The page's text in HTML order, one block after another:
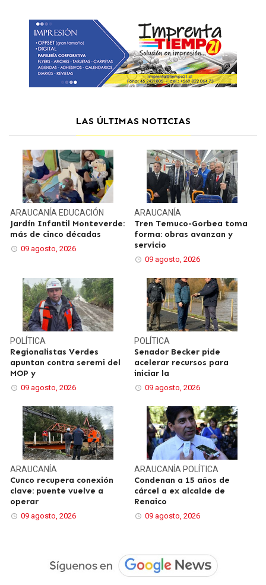
LAS ÚLTIMAS NOTICIAS
ARAUCANÍA EDUCACIÓN
Jardín Infantil Monteverde:
más de cinco décadas
09 agosto, 2026
ARAUCANÍA
Tren Temuco-Gorbea toma
forma: obras avanzan y
servicio
09 agosto, 2026
POLÍTICA
Regionalistas Verdes
apuntan contra seremi del
MOP y
09 agosto, 2026
POLÍTICA
Senador Becker pide
acelerar recursos para
iniciar la
09 agosto, 2026
ARAUCANÍA
Cunco recupera conexión
clave: puente vuelve a
operar
09 agosto, 2026
ARAUCANÍA POLÍTICA
Condenan a 15 años de
cárcel a ex alcalde de
Renaico
09 agosto, 2026